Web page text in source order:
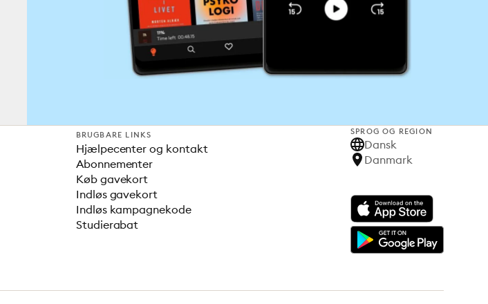
BRUGBARE LINKS
Hjælpecenter og kontakt
Abonnementer
Køb gavekort
Indløs gavekort
Indløs kampagnekode
Studierabat
SPROG OG REGION
Dansk
Danmark